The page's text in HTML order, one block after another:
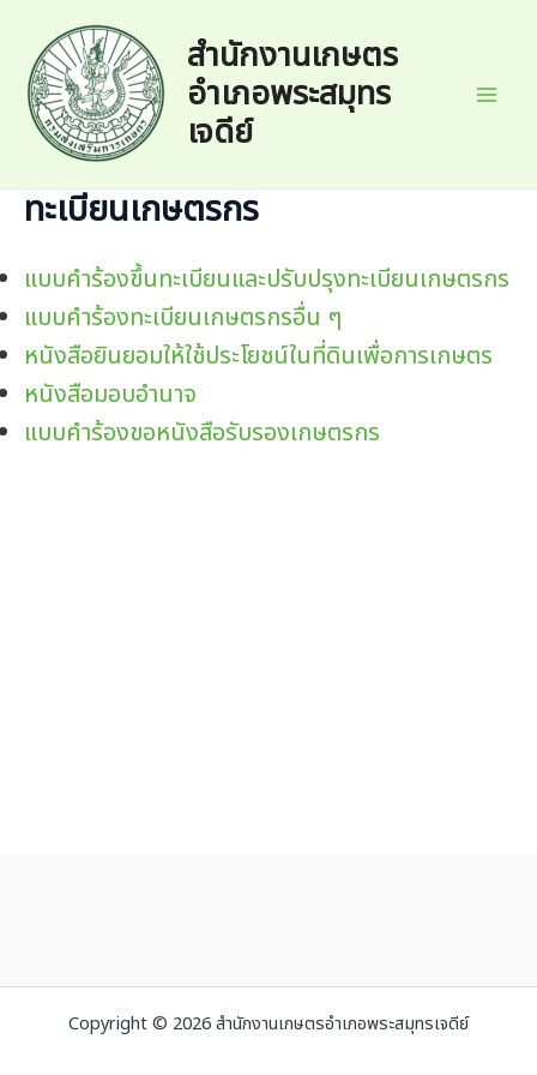
content
สำนักงานเกษตร
อำเภอพระสมุทร
เจดีย์
ทะเบียนเกษตรกร
แบบคำร้องขึ้นทะเบียนและปรับปรุงทะเบียนเกษตรกร
แบบคำร้องทะเบียนเกษตรกรอื่น ๆ
หนังสือยินยอมให้ใช้ประโยชน์ในที่ดินเพื่อการเกษตร
หนังสือมอบอำนาจ
แบบคำร้องขอหนังสือรับรองเกษตรกร
Copyright © 2026 สำนักงานเกษตรอำเภอพระสมุทรเจดีย์